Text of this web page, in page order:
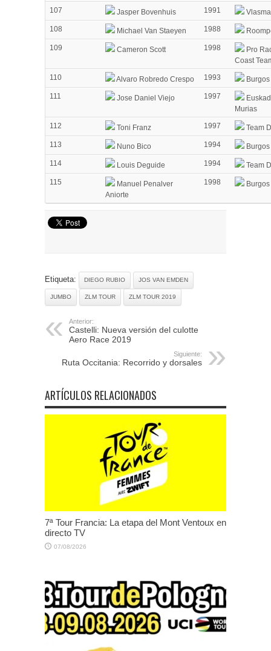
107
Jasper Bovenhuis 1991
108
Michael Van Staeyen 1988
109
Cameron Scott 1998
Pro
Coast
110
Alvaro Robredo Crespo 1993
111
Jose Daniel Viejo 1997
Murias
112
Toni Franz 1997
Team
113
Nuno Bico 1994
114
Louis Deguide 1994
Team
115
Manuel Penalver
Aniorte
1998
Etiqueta: DIEGO RUBIO JOS VAN EMDEN
JUMBO ZLM TOUR ZLM TOUR 2019
Anterior:
Castelli: Nueva versión del culotte
Aero Race 2019
Siguiente:
Ruta Occitania: Recorrido y dorsales
ARTÍCULOS RELACIONADOS
7ª Tour Francia: La etapa del Mont Ventoux en
directo TV
07/08/2026